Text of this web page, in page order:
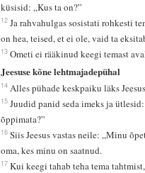
küsisid: „Kus ta on?”
12 Ja rahvahulgas sosistati rohkesti
on hea, teised, et ei ole, vaid ta
13 Ometi ei rääkinud keegi temast
Jeesuse kõne lehtmajadepühal
14 Alles pühade keskpaiku läks
15 Juudid panid seda imeks ja
õppimata?”
16 Siis Jeesus vastas neile: „Minu
oma, kes minu on saatnud.
17 Kui keegi tahab teha tema